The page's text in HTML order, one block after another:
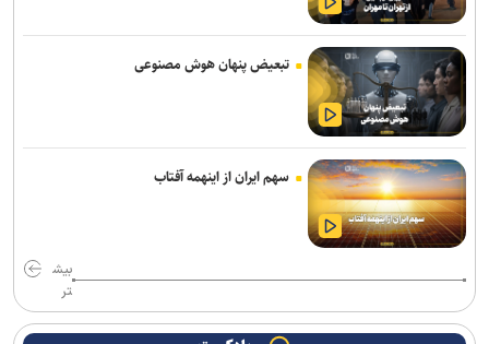
ذوالقدر: هرگز کوتاه نمی آییم؛ چه در جنگ و چه در مذاکره
المیادین: درگیری‌های شدید میان تروریست‌های جولانی در ادلب/ تداوم
تجاوزات اشغالگران صهیونیست در جنوب سوریه
سرطان به استخوان‌های جو بایدن سرایت کرده است
تظاهرات هزاران نفری علیه دولت «مرتس» در آلمان
دریادار ایرانی: خبرنگاران مجاهدان میدان آگاهی‌بخشی و تبیین حقیقت
هشدار درباره کاهش شدید ذخایر موشک‌های پاتریوت آمریکا و کشور‌های
تبعیض پنهان هوش مصنوعی
سهم ایران از اینهمه آفتاب
بیش
تر